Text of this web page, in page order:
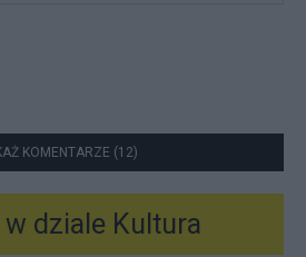
KOMENTARZE (12)
dziale Kultura